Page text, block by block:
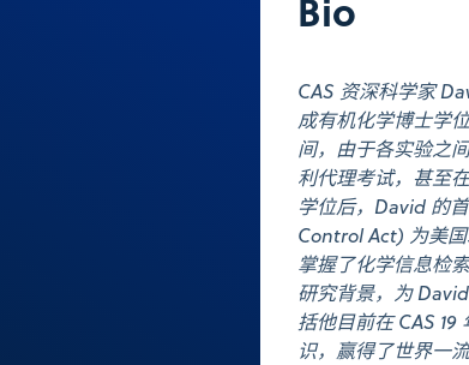
CAS 资深科学家
成有机化学博士学
间，由于各实验之
利代理考试，甚至
学位后，David 的
Control Act) 为美
掌握了化学信息检
研究背景，为
括他目前在 CAS
识，赢得了世界一